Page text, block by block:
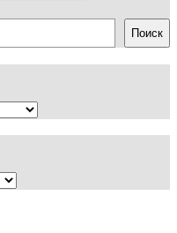
Поиск